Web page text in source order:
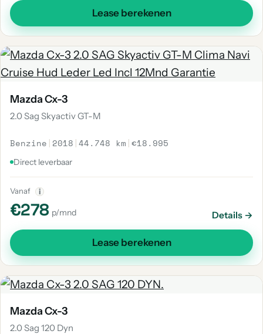
Lease berekenen
Mazda Cx-3
2.0 Sag Skyactiv GT-M
Benzine | 2018 |44.748 km |€18.995
Direct leverbaar
Vanaf i
€278 p/mnd Details →
Lease berekenen
Mazda Cx-3
2.0 Sag 120 Dyn